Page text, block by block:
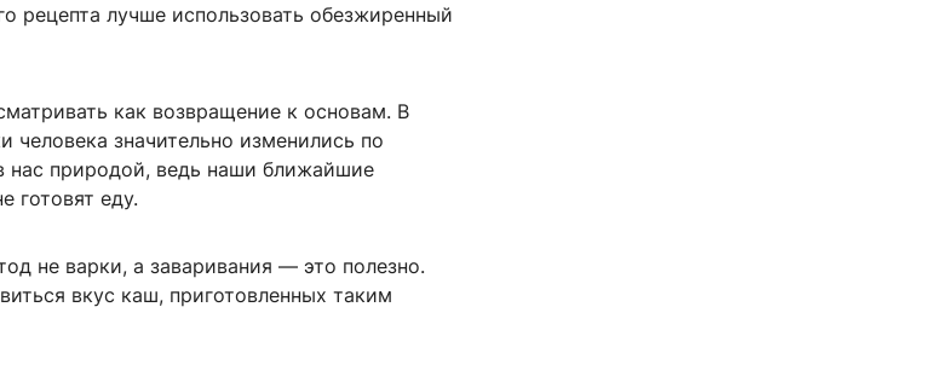
рецепта лучше использовать обезжиренный
как возвращение к основам. В
значительно изменились по
нас природой, ведь наши ближайшие
готовят еду.
не варки, а заваривания — это полезно.
вкус каш, приготовленных таким